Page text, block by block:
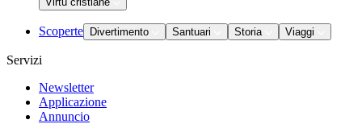
Scoperte Divertimento Santuari Storia Viaggi
Servizi
Newsletter
Applicazione
Annuncio